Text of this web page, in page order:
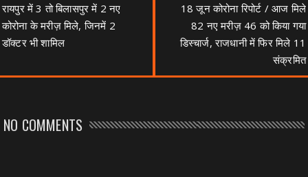
रायपुर में 3 तो बिलासपुर में 2 नए
कोरोना के मरीज़ मिले, जिनमें 2
डॉक्टर भी शामिल
18 जून कोरोना रिपोर्ट / आज मिले
82 नए मरीज़ 46 को किया गया
डिस्चार्ज, राजधानी में फिर मिले 11
संक्रमित
NO COMMENTS